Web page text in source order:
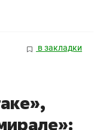
в закладки